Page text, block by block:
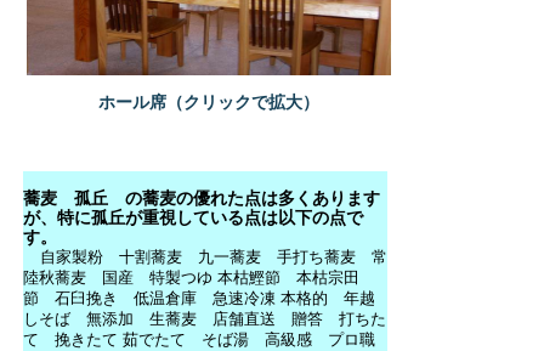
蕎麦 孤丘 の蕎麦の優れた点は多くあります
が、特に孤丘が重視している点は以下の点で
す。
自家製粉 十割蕎麦 九一蕎麦 手打ち蕎麦 常
陸秋蕎麦 国産 特製つゆ 本枯鰹節 本枯宗田
節 石臼挽き 低温倉庫 急速冷凍 本格的 年越
しそば 無添加 生蕎麦 店舗直送 贈答 打ちた
て 挽きたて 茹でたて そば湯 高級感 プロ職
ホール席（クリックで拡大）